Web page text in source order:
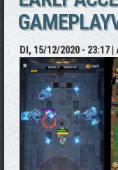
DI, 15/12/2020 - 23:17|